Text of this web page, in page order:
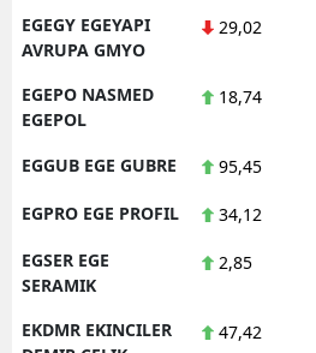
EGEGY EGEYAPI
AVRUPA GMYO
29,02
EGEPO NASMED
EGEPOL
18,74
EGGUB EGE GUBRE 95,45
EGPRO EGE PROFIL 34,12
EGSER EGE
SERAMIK
2,85
EKDMR EKINCILER
47,42